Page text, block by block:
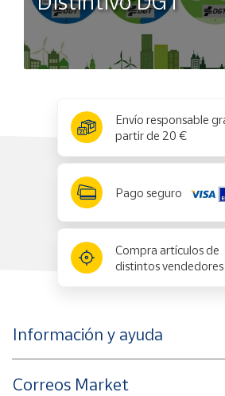
Envío responsable
partir de 20 €
Pago seguro
Compra artículos de
distintos vendedores
Información y ayuda
Correos Market